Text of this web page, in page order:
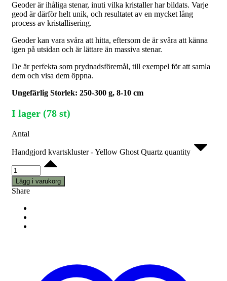
Geoder är ihåliga stenar, inuti vilka kristaller har bildats. Varje
geod är därför helt unik, och resultatet av en mycket lång
process av kristallisering.
Geoder kan vara svåra att hitta, eftersom de är svåra att känna
igen på utsidan och är lättare än massiva stenar.
De är perfekta som prydnadsföremål, till exempel för att samla
dem och visa dem öppna.
Ungefärlig Storlek: 250-300 g, 8-10 cm
I lager (78 st)
Antal
Handgjord kvartskluster - Yellow Ghost Quartz quantity
Lägg i varukorg
Share